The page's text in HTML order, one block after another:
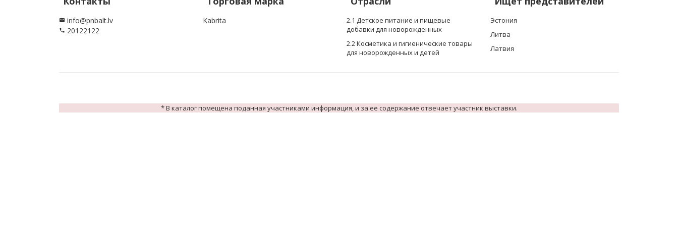
email info@pnbalt.lv
phone 20122122
Kabrita
2.1 Детское питание и пищевые
добавки для новорожденных
2.2 Косметика и гигиенические товары
для новорожденных и детей
Эстония
Литва
Латвия
* В каталог помещена поданная участниками информация, и за ее содержание отвечает участник выставки.